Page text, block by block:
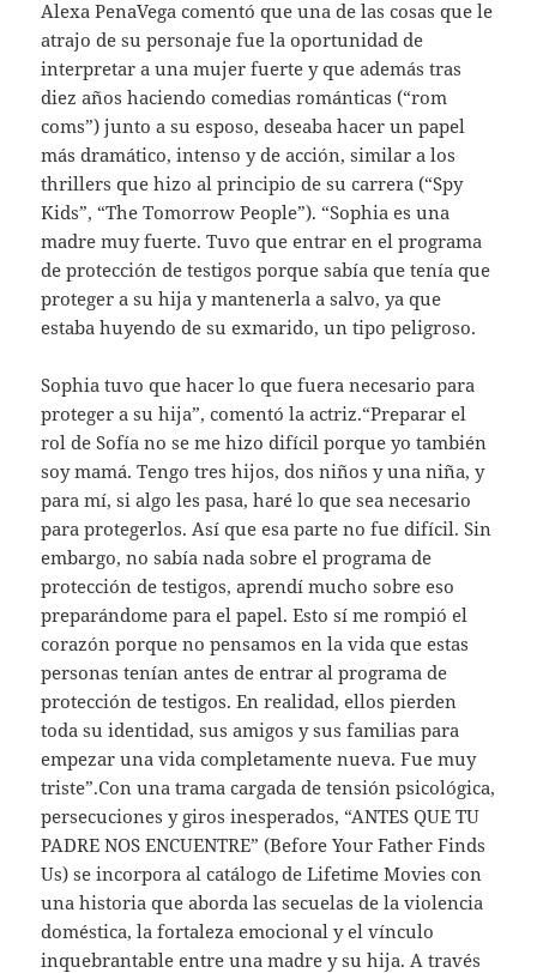
Alexa PenaVega comentó que una de las cosas que le
atrajo de su personaje fue la oportunidad de
interpretar a una mujer fuerte y que además tras
diez años haciendo comedias románticas (“rom
coms”) junto a su esposo, deseaba hacer un papel
más dramático, intenso y de acción, similar a los
thrillers que hizo al principio de su carrera (“Spy
Kids”, “The Tomorrow People”). “Sophia es una
madre muy fuerte. Tuvo que entrar en el programa
de protección de testigos porque sabía que tenía que
proteger a su hija y mantenerla a salvo, ya que
estaba huyendo de su exmarido, un tipo peligroso.
Sophia tuvo que hacer lo que fuera necesario para
proteger a su hija”, comentó la actriz.“Preparar el
rol de Sofía no se me hizo difícil porque yo también
soy mamá. Tengo tres hijos, dos niños y una niña, y
para mí, si algo les pasa, haré lo que sea necesario
para protegerlos. Así que esa parte no fue difícil. Sin
embargo, no sabía nada sobre el programa de
protección de testigos, aprendí mucho sobre eso
preparándome para el papel. Esto sí me rompió el
corazón porque no pensamos en la vida que estas
personas tenían antes de entrar al programa de
protección de testigos. En realidad, ellos pierden
toda su identidad, sus amigos y sus familias para
empezar una vida completamente nueva. Fue muy
triste”.Con una trama cargada de tensión psicológica,
persecuciones y giros inesperados, “ANTES QUE TU
PADRE NOS ENCUENTRE” (Before Your Father Finds
Us) se incorpora al catálogo de Lifetime Movies con
una historia que aborda las secuelas de la violencia
doméstica, la fortaleza emocional y el vínculo
inquebrantable entre una madre y su hija. A través